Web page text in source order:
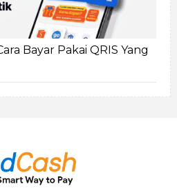
Bayar Pakai QRIS Yang